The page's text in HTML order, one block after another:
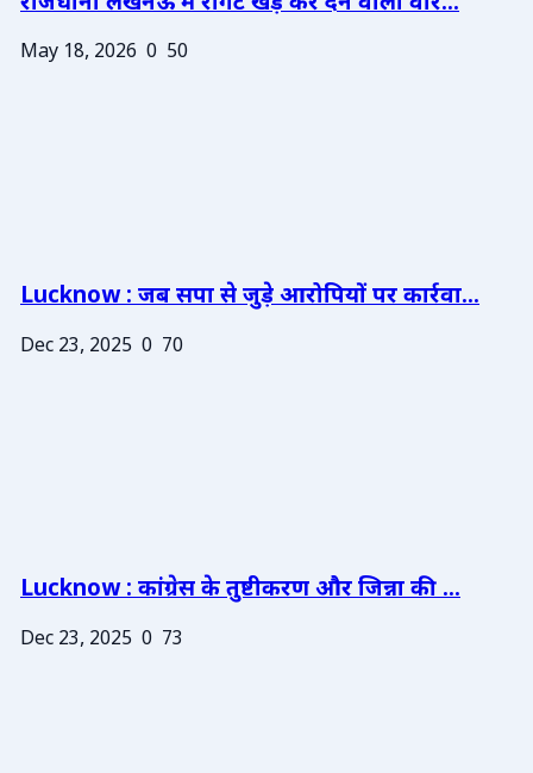
May 18, 2026 0 50
Lucknow : जब सपा से जुड़े आरोपियों पर कार्रवा...
Dec 23, 2025 0 70
Lucknow : कांग्रेस के तुष्टीकरण और जिन्ना की ...
Dec 23, 2025 0 73